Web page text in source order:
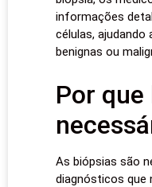
informações
células, ajudando
benignas ou
Por
As biópsias são
diagnósticos que